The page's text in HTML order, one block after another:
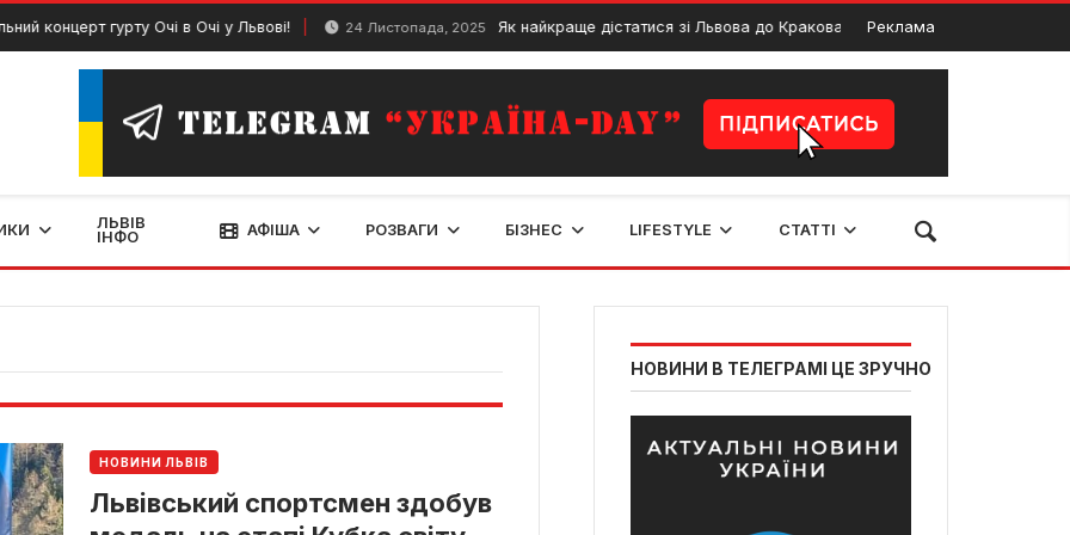
гурту Очі в Очі у Львові! 24 Листопада, 2025 Як найкраще дістатися зі Львова до Кракова: всі реальні варіанти для подорожі
Реклама
ЛЬВІВ
ІНФО
АФІША РОЗВАГИ БІЗНЕС LIFESTYLE СТАТТІ
НОВИНИ ЛЬВІВ
Львівський спортсмен здобув
НОВИНИ В ТЕЛЕГРАМІ ЦЕ ЗРУЧНО